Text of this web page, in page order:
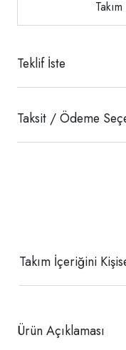
Teklif İste
Taksit / Ödeme
Takım İçeriğini
Ürün Açıklaması